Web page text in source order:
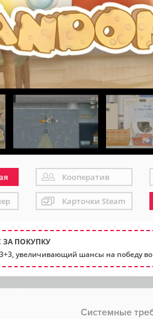
Кооператив
Карточки Steam
ЗА ПОКУПКУ
увеличивающий шансы на победу во
Системные